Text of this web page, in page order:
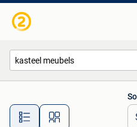
Alle